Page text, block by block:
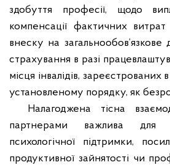
здобуття професії, щодо
компенсації фактичних
внеску на загальнообов’язкове
страхування в разі
місця інвалідів, зареєстрованих
установленому порядку, як
Налагоджена тісна
партнерами важлива для
психологічної підтримки,
продуктивної зайнятості чи